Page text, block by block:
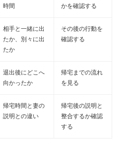
時間
かを確認する
相手と一緒に出
たか、別々に出
たか
その後の行動を
確認する
退出後にどこへ
向かったか
帰宅までの流れ
を見る
帰宅時間と妻の
説明との違い
帰宅後の説明と
整合するか確認
する